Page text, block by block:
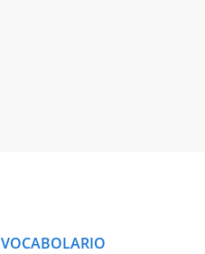
VOCABOLARIO